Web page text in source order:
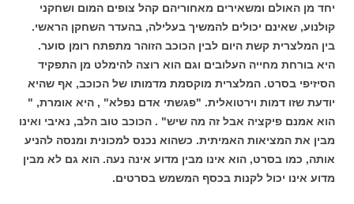
יחד מן האולם ומשאירים מאחוריהם קהל צופים המום ושחקני
קולנוע, שאינם יכולים להמשיך בעלילה, בהעדר השחקן הראשי.
בין המלצרית קשת היום לבין הכוכב הזוהר מתפתח רומן סוער.
היא בורחת מחייה העלובים וגם הוא רוצה להימלט מן התפקיד
הסיזיפי בסרט. המלצרית מוקסמת מדמותו של הכוכב, אף שהיא
יודעת שזו דמות וירטואלית. "פגשתי אדם נפלא" , היא אומרת, "
הוא אמנם פיקציה אבל זה מה שיש" . הכוכב טוב הלב, נאיבי ואינו
מבין את המציאות האמיתית. כשהוא נכנס למכונית ומנסה להניע
אותה, כמו בסרט, הוא אינו מבין מדוע אינה נעה. הוא גם לא מבין
מדוע אינו יכול לקנות בכסף המשמש בסרטים.